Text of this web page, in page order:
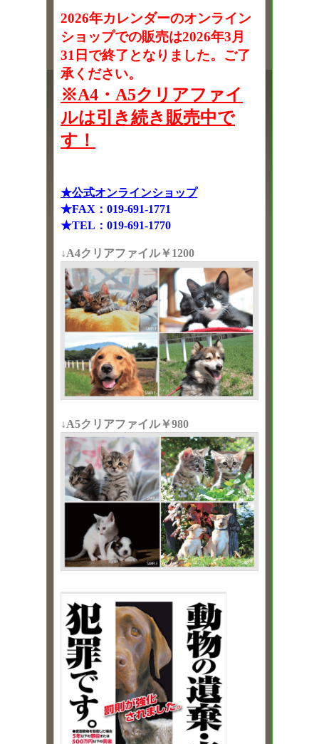
2026年カレンダーのオンライン
ショップでの販売は2026年3月
31日で終了となりました。ご了
承ください。
※A4・A5クリアファイ
ルは引き続き販売中で
す！
★公式オンラインショップ
★FAX：019-691-1771
★TEL：019-691-1770
↓A4クリアファイル￥1200
↓A5クリアファイル￥980